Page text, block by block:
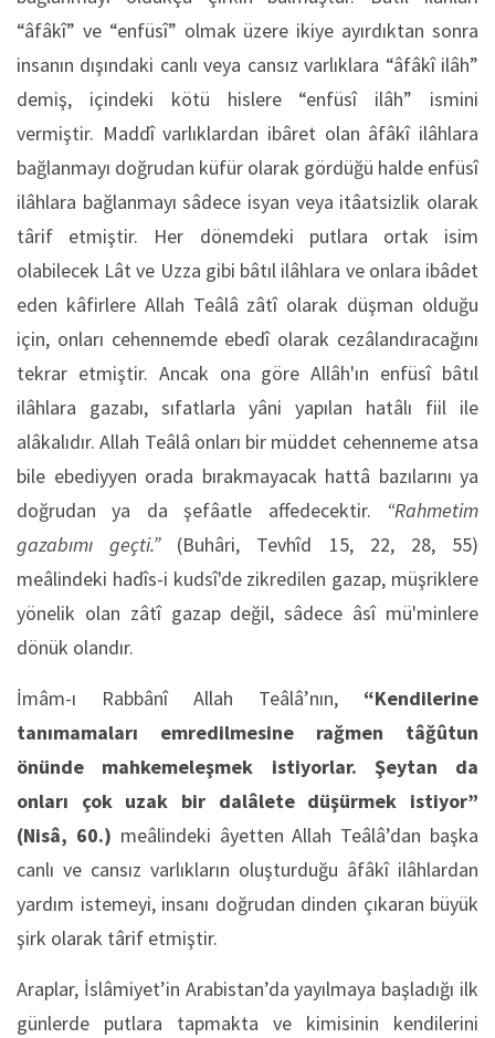
“âfâkî” ve “enfüsî” olmak üzere ikiye ayırdıktan sonra
insanın dışındaki canlı veya cansız varlıklara “âfâkî ilâh”
demiş, içindeki kötü hislere “enfüsî ilâh” ismini
vermiştir. Maddî varlıklardan ibâret olan âfâkî ilâhlara
bağlanmayı doğrudan küfür olarak gördüğü halde enfüsî
ilâhlara bağlanmayı sâdece isyan veya itâatsizlik olarak
târif etmiştir. Her dönemdeki putlara ortak isim
olabilecek Lât ve Uzza gibi bâtıl ilâhlara ve onlara ibâdet
eden kâfirlere Allah Teâlâ zâtî olarak düşman olduğu
için, onları cehennemde ebedî olarak cezâlandıracağını
tekrar etmiştir. Ancak ona göre Allâh'ın enfüsî bâtıl
ilâhlara gazabı, sıfatlarla yâni yapılan hatâlı fiil ile
alâkalıdır. Allah Teâlâ onları bir müddet cehenneme atsa
bile ebediyyen orada bırakmayacak hattâ bazılarını ya
doğrudan ya da şefâatle affedecektir. “Rahmetim
gazabımı geçti.”(Buhâri, Tevhîd 15, 22, 28, 55)
meâlindeki hadîs-i kudsî'de zikredilen gazap, müşriklere
yönelik olan zâtî gazap değil, sâdece âsî mü'minlere
dönük olandır.
İmâm-ı Rabbânî Allah Teâlâ’nın, “Kendilerine
tanımamaları emredilmesine rağmen tâğûtun
önünde mahkemeleşmek istiyorlar. Şeytan da
onları çok uzak bir dalâlete düşürmek istiyor”
(Nisâ, 60.) meâlindeki âyetten Allah Teâlâ’dan başka
canlı ve cansız varlıkların oluşturduğu âfâkî ilâhlardan
yardım istemeyi, insanı doğrudan dinden çıkaran büyük
şirk olarak târif etmiştir.
Araplar, İslâmiyet’in Arabistan’da yayılmaya başladığı ilk
günlerde putlara tapmakta ve kimisinin kendilerini